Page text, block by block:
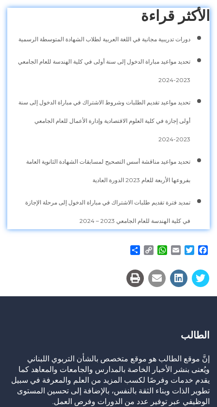
الأكثر قراءة
دورات تدريبية مجانية في اللغة العربية لطلاب الشهادة المتوسطة الرسمية
تحديد مواعيد مباراة الدخول إلى سنة أولى في كلية الهندسة للعام الجامعي
2023-2024
تحديد مواعيد تقديم الطلبات وشروط الاشتراك في مباراة الدخول إلى سنة
أولى إجازة في كلية العلوم الاقتصادية وإدارة الأعمال للعام الجامعي
2023-2024
تحديد مواعيد مناقشة أسس التصحيح لمسابقات الشهادة الثانوية العامة
بفروعها الأربعة للعام 2023 الدورة العادية
تمديد فترة تقديم طلبات الاشتراك في مباراة الدخول إلى مرحلة الإجازة
في كلية الهندسة للعام الجامعي 2023 – 2024
Facebook
Twitter
Email
WhatsApp
Copy
الطالب
إنَّ موقع الطالب هو موقع متخصص بالشأن التربوي اللبناني
ويُعنى بنشر الأخبار الخاصة بالمدارس والجامعات والمعاهد كما
يقدم خدمات وفرصًا لكسب المزيد من العلم والمعرفة في سبيل
تطوير الذات وبناء الثقة بالنفس، بالإضافة إلى تحسين المستوى
الوظيفي عبر توفير عدد من الدورات وفرص العمل.